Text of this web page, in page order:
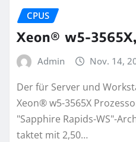
CPUS
Xeon® w5-
Admin Nov. 14,
Der für Server und
Xeon® w5-3565X
"Sapphire Rapids-WS"-
taktet mit 2,50…